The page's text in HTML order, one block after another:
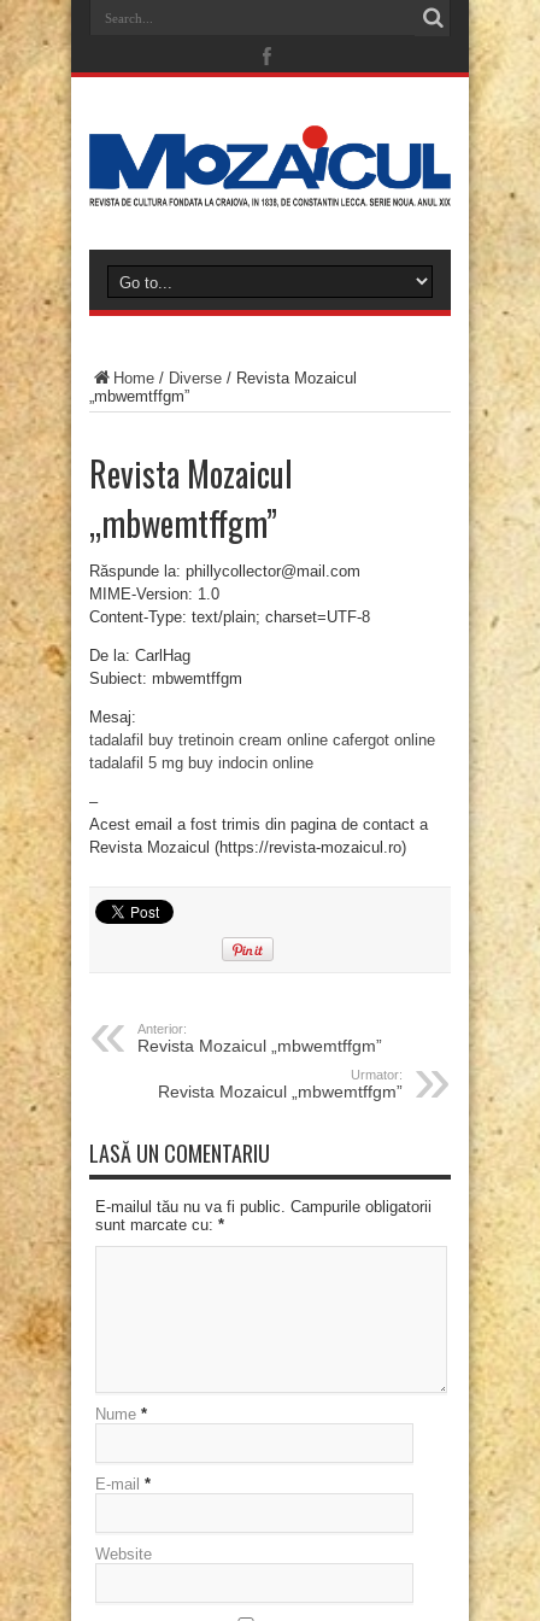
Home / Diverse / Revista Mozaicul
„mbwemtffgm”
Revista Mozaicul
„mbwemtffgm”
Răspunde la: phillycollector@mail.com
MIME-Version: 1.0
Content-Type: text/plain; charset=UTF-8
De la: CarlHag
Subiect: mbwemtffgm
Mesaj:
tadalafil
buy tretinoin cream online cafergot online
tadalafil 5 mg buy indocin online
–
Acest email a fost trimis din pagina de contact a
Revista Mozaicul (https://revista-mozaicul.ro)
Anterior:
Revista Mozaicul „mbwemtffgm”
Urmator:
Revista Mozaicul „mbwemtffgm”
LASĂ UN COMENTARIU
E-mailul tău nu va fi public. Campurile obligatorii
sunt marcate cu: *
Nume *
E-mail *
Website